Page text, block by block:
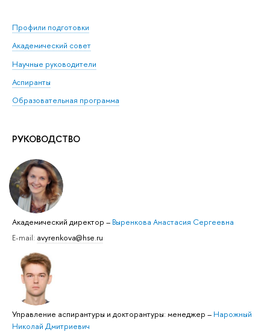
Профили подготовки
Академический совет
Научные руководители
Аспиранты
Образовательная программа
РУКОВОДСТВО
Академический директор – Выренкова Анастасия Сергеевна
E-mail: avyrenkova@hse.ru
Управление аспирантуры и докторантуры: менеджер – Нарожный
Николай Дмитриевич